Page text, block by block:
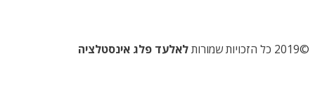
©2019 כל הזכויות שמורות
לאלעד פלג אינסטלציה